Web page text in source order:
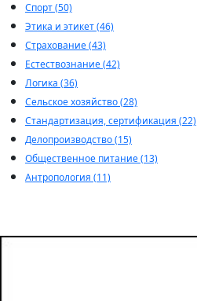
Спорт (50)
Этика и этикет (46)
Страхование (43)
Естествознание (42)
Логика (36)
Сельское хозяйство (28)
Стандартизация, сертификация (22)
Делопроизводство (15)
Общественное питание (13)
Антропология (11)